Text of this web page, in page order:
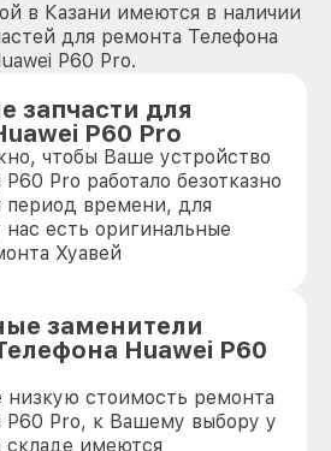
в Казани имеются в наличии
для ремонта Телефона
P60 Pro.
запчасти для
P60 Pro
чтобы Ваше устройство
Pro работало безотказно
времени, для
есть оригинальные
Хуавей
заменители
Huawei P60
низкую стоимость ремонта
P60 Pro, к Вашему выбору у
складе имеются